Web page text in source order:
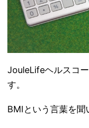
JouleLifeヘルスコ
す。
BMIという言葉を聞